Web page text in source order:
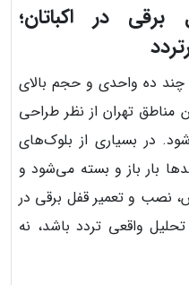
در اکباتان؛
چند ده واحدی و حجم بالای
مناطق تهران از نظر طراحی
در بسیاری از بلوک‌های
بار باز و بسته می‌شود و
نصب و تعمیر قفل برقی در
تحلیل واقعی تردد باشد، نه